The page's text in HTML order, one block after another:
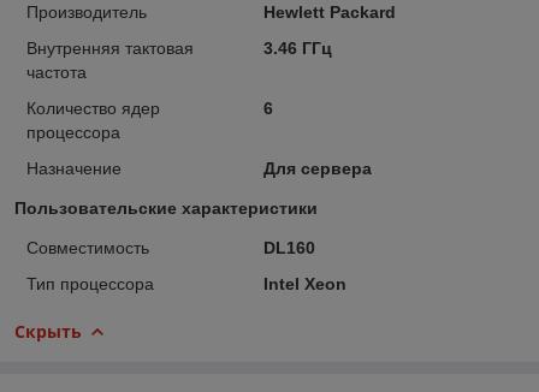
Производитель
Hewlett Packard
Внутренняя тактовая
частота
3.46 ГГц
Количество ядер
процессора
6
Назначение Для сервера
Пользовательские характеристики
Совместимость
DL160
Тип процессора
Intel Xeon
Скрыть